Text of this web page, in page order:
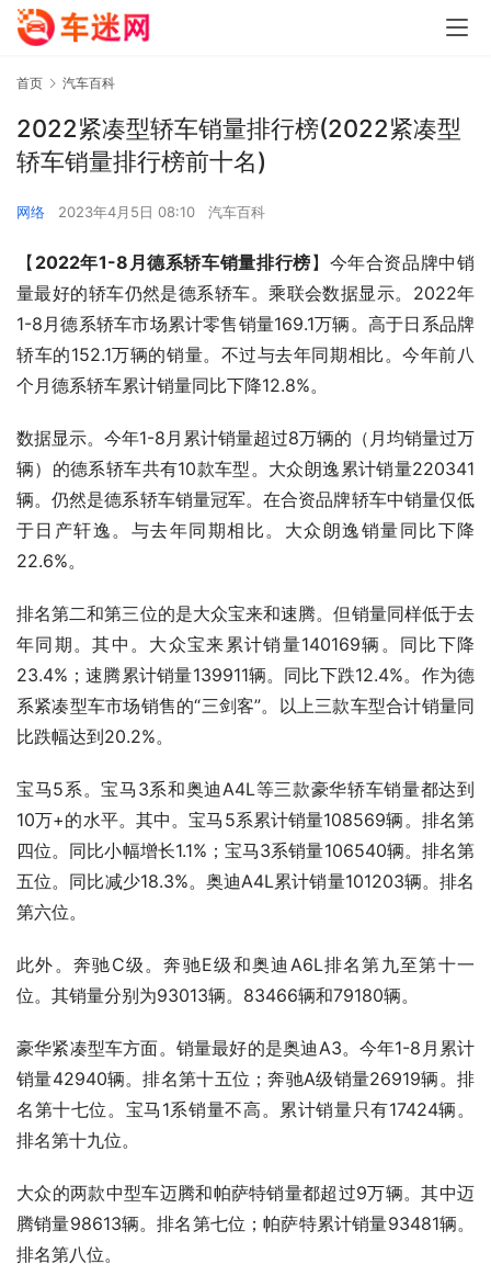
首页 汽车百科
2022紧凑型轿车销量排行榜(2022紧凑型
轿车销量排行榜前十名)
网络 2023年4月5日 08:10 汽车百科
【 2022年1-8月德系轿车销量排行榜】今年合资品牌中销
量最好的轿车仍然是德系轿车。乘联会数据显示。2022年
1-8月德系轿车市场累计零售销量169.1万辆。高于日系品牌
轿车的152.1万辆的销量。不过与去年同期相比。今年前八
个月德系轿车累计销量同比下降12.8%。
数据显示。今年1-8月累计销量超过8万辆的（月均销量过万
辆）的德系轿车共有10款车型。大众朗逸累计销量220341
辆。仍然是德系轿车销量冠军。在合资品牌轿车中销量仅低
于日产轩逸。与去年同期相比。大众朗逸销量同比下降
22.6%。
排名第二和第三位的是大众宝来和速腾。但销量同样低于去
年同期。其中。大众宝来累计销量140169辆。同比下降
23.4%；速腾累计销量139911辆。同比下跌12.4%。作为德
系紧凑型车市场销售的“三剑客”。以上三款车型合计销量同
比跌幅达到20.2%。
宝马5系。宝马3系和奥迪A4L等三款豪华轿车销量都达到
10万+的水平。其中。宝马5系累计销量108569辆。排名第
四位。同比小幅增长1.1%；宝马3系销量106540辆。排名第
五位。同比减少18.3%。奥迪A4L累计销量101203辆。排名
第六位。
此外。奔驰C级。奔驰E级和奥迪A6L排名第九至第十一
位。其销量分别为93013辆。83466辆和79180辆。
豪华紧凑型车方面。销量最好的是奥迪A3。今年1-8月累计
销量42940辆。排名第十五位；奔驰A级销量26919辆。排
名第十七位。宝马1系销量不高。累计销量只有17424辆。
排名第十九位。
大众的两款中型车迈腾和帕萨特销量都超过9万辆。其中迈
腾销量98613辆。排名第七位；帕萨特累计销量93481辆。
排名第八位。